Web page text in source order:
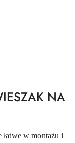
NA
w montażu i